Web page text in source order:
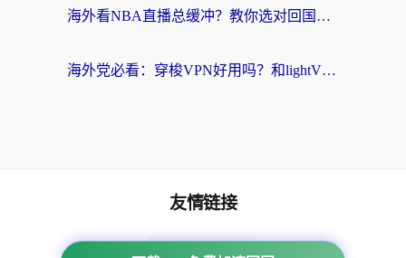
海外看NBA直播总缓冲？教你选对回国加速器，无缝看球还能刷国内剧
海外党必看：穿梭VPN好用吗？和lightVPN对比哪个回国效果更好？附真实体验与选择指南
友情链接
海外回国加速器